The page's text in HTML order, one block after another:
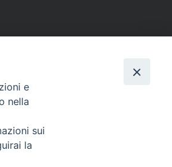
e aggiornamenti:
e
nella
sui
la